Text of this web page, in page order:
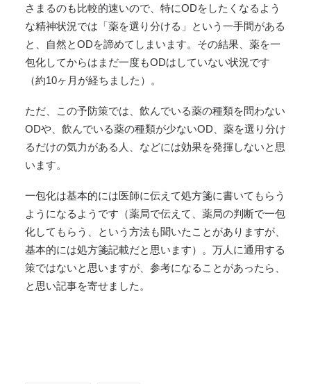
さまるのも比較的速いので、特にODをしたくなるよう
な精神状況では「薬を選り分ける」という一手間がある
と、自然とODを諦めてしまいます。その結果、薬を一
包化してからはまだ一度もODはしていない状況です
（約10ヶ月が経ちました）。
ただ、この予防策では、飲んでいる薬の種類を問わない
ODや、飲んでいる薬の種類が少ないOD、薬を選り分け
るだけの気力がある人、などには効果を発揮しないと思
います。
一包化は基本的には医師に伝えて処方箋に書いてもらう
ようになるようです（薬局で伝えて、薬局の判断で一包
化してもらう、という方法も聞いたことがありますが、
基本的には処方箋記載だと思います）。万人に通用する
策ではないと思いますが、参考になることがあったら、
と思い記事を寄せました。